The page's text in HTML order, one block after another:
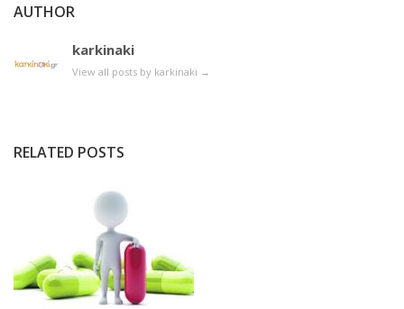
AUTHOR
karkinaki
View all posts by karkinaki →
RELATED POSTS